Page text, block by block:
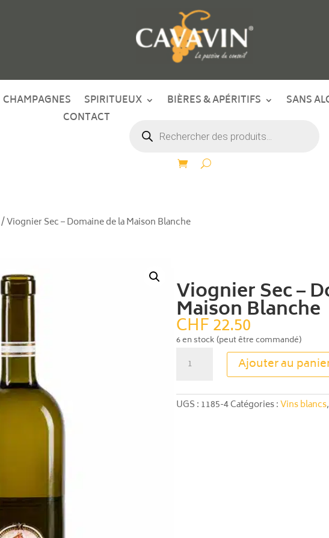
CHAMPAGNES SPIRITUEUX BIÈRES & APÉRITIFS SANS
CONTACT
produits
/ Viognier Sec – Domaine de la Maison Blanche
Viognier Sec –
Maison Blanche
CHF22.50
6 en stock (peut être commandé)
Sec
–
Ajouter au
UGS : 1185-4Catégories :Vins blancs